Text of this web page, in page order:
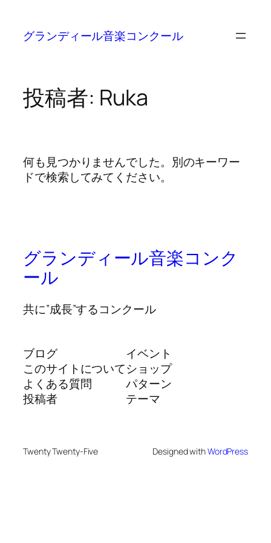
グランディール音楽コンクール
投稿者: Ruka
何も見つかりませんでした。別のキーワー
ドで検索してみてください。
グランディール音楽コンク
ール
共に”成長”するコンクール
ブログ
このサイトについて
よくある質問
投稿者
イベント
ショップ
パターン
テーマ
Twenty Twenty-Five Designed withWordPress